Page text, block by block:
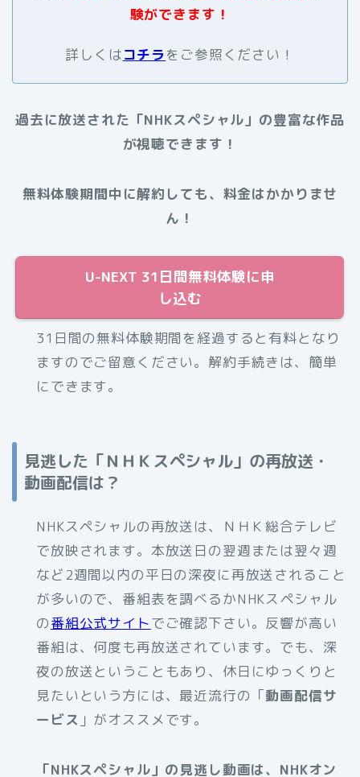
験ができます！
詳しくはコチラをご参照ください！
過去に放送された 「NHKスペシャル」 の豊富な作品
が視聴できます！
無料体験期間中に解約しても、料金はかかりませ
ん！
U-NEXT 31日間無料体験に申
し込む
31日間の無料体験期間を経過すると有料となり
ますのでご留意ください。解約手続きは、簡単
にできます。
見逃した「ＮＨＫスペシャル」の再放送・
動画配信は？
NHKスペシャルの再放送は、ＮＨＫ総合テレビ
で放映されます。本放送日の翌週または翌々週
など2週間以内の平日の深夜に再放送されること
が多いので、番組表を調べるかNHKスペシャル
の番組公式サイトでご確認下さい。反響が高い
番組は、何度も再放送されています。でも、深
夜の放送ということもあり、休日にゆっくりと
見たいという方には、最近流行の「動画配信サ
ービス 」がオススメです。
「NHKスペシャル」の見逃し動画は、NHKオン